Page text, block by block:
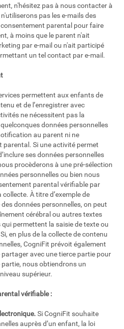
n'hésitez pas à nous contacter à
pas les e-mails des
parental pour faire
à moins que le parent n'ait
par e-mail ou n'ait participé
un tel contact par e-mail.
permettent aux enfants de
et de l’enregistrer avec
ne nécessitent pas la
données personnelles
au parent ni ne
parental. Si une activité permet
ses données personnelles
procèderons à une pré-sélection
personnelles ou bien nous
parental vérifiable par
À titre d’exemple de
données personnelles, on peut
cérébral ou autres textes
permettent la saisie de texte ou
en plus de la collecte de contenu
CogniFit prévoit également
avec une tierce partie pour
partie, nous obtiendrons un
supérieur.
vérifiable :
Si CogniFit souhaite
auprès d’un enfant, la loi